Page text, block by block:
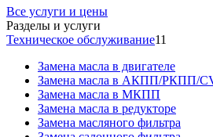
Все услуги и цены
Разделы и услуги
Техническое обслуживание11
Замена масла в двигателе
Замена масла в АКПП/РКПП/
Замена масла в МКПП
Замена масла в редукторе
Замена масляного фильтра